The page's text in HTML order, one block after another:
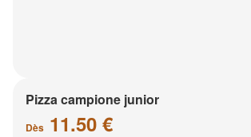
Pizza campione junior
Dès 11.50 €